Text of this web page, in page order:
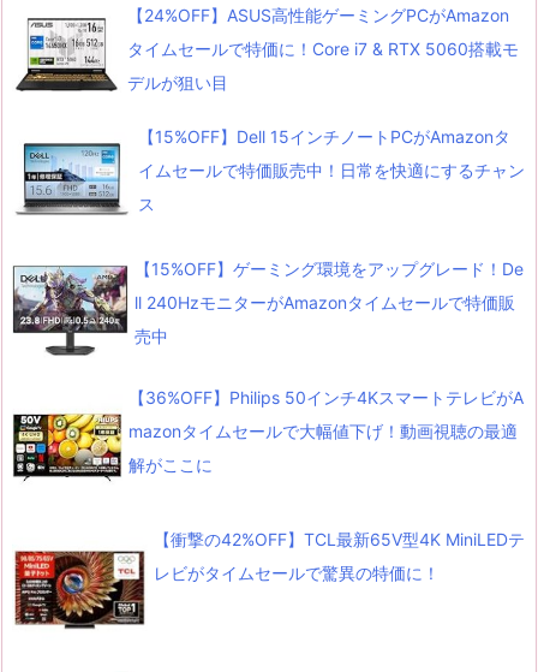
【24%OFF】ASUS高性能ゲーミングPCがAmazon
タイムセールで特価に！Core i7 & RTX 5060搭載モ
デルが狙い目
【15%OFF】Dell 15インチノートPCがAmazonタ
イムセールで特価販売中！日常を快適にするチャン
ス
【15%OFF】ゲーミング環境をアップグレード！De
ll 240HzモニターがAmazonタイムセールで特価販
売中
【36%OFF】Philips 50インチ4KスマートテレビがA
mazonタイムセールで大幅値下げ！動画視聴の最適
解がここに
【衝撃の42%OFF】TCL最新65V型4K MiniLEDテ
レビがタイムセールで驚異の特価に！